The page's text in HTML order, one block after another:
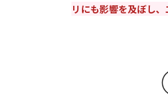
リにも影響を及ぼし